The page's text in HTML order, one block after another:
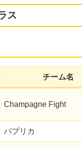
ス
チーム名
Champagne Fight
パプリカ